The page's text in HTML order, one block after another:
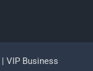
| VIP Business